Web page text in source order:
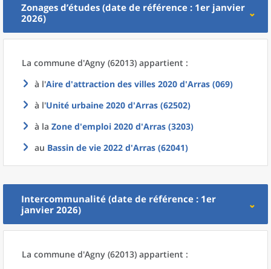
Zonages d’études (date de référence : 1er janvier
2026)
La commune d'Agny (62013) appartient :
à l'Aire d'attraction des villes 2020 d'Arras (069)
à l'Unité urbaine 2020 d'Arras (62502)
à la Zone d'emploi 2020 d'Arras (3203)
au Bassin de vie 2022 d'Arras (62041)
Intercommunalité (date de référence : 1er
janvier 2026)
La commune d'Agny (62013) appartient :